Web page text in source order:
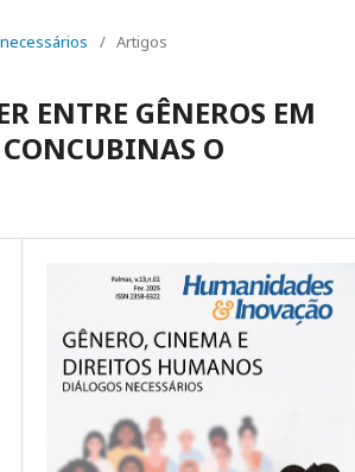
/ Artigos
ENTRE GÊNEROS EM
CONCUBINAS O